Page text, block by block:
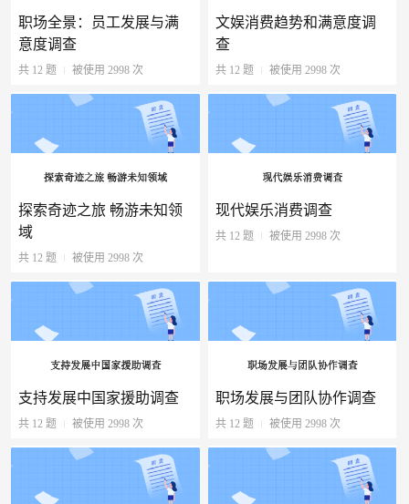
职场全景：员工发展与满
意度调查
共 12 题 被使用 2998 次
文娱消费趋势和满意度调
查
共 12 题 被使用 2998 次
探索奇迹之旅 畅游未知领
域
共 12 题 被使用 2998 次
现代娱乐消费调查
共 12 题 被使用 2998 次
支持发展中国家援助调查
共 12 题 被使用 2998 次
职场发展与团队协作调查
共 12 题 被使用 2998 次